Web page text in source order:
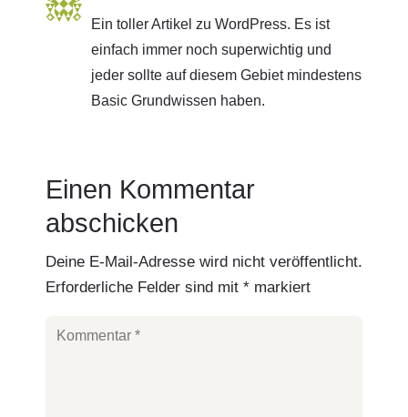
Ein toller Artikel zu WordPress. Es ist
einfach immer noch superwichtig und
jeder sollte auf diesem Gebiet mindestens
Basic Grundwissen haben.
Einen Kommentar
abschicken
Deine E-Mail-Adresse wird nicht veröffentlicht.
Erforderliche Felder sind mit * markiert